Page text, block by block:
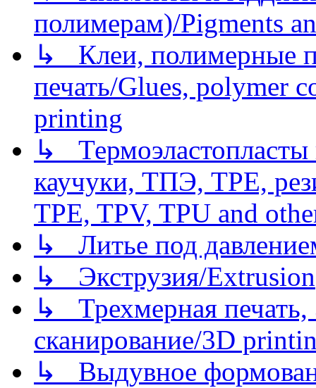
полимерам)/Pigments
↳ Клеи, полимерные
печать/Glues, polymer
printing
↳
каучуки, ТПЭ, TPE,
TPE, TPV, TPU and
↳ Литье под
↳ Экструзия/Extrusion
↳ Трехмерная
сканирование/3D
↳ Выдувное